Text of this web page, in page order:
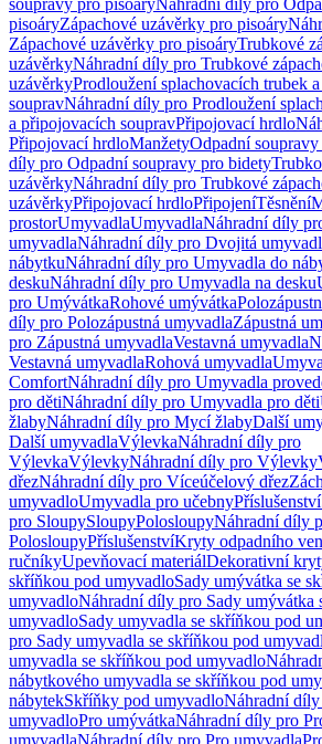
soupravy pro pisoáryNáhradní díly pro
pisoáryZápachové uzávěrky pro pisoáry
Zápachové uzávěrky pro pisoáryTrubkové
uzávěrkyNáhradní díly pro Trubkové
uzávěrkyProdloužení splachovacích trubek
soupravNáhradní díly pro Prodloužení
a připojovacích soupravPřipojovací hrdlo
Připojovací hrdloManžetyOdpadní
díly pro Odpadní soupravy pro bidety
uzávěrkyNáhradní díly pro Trubkové
uzávěrkyPřipojovací hrdloPřipojeníTěsnění
prostorUmyvadlaUmyvadlaNáhradní díly
umyvadlaNáhradní díly pro Dvojitá
nábytkuNáhradní díly pro Umyvadla do
deskuNáhradní díly pro Umyvadla na desku
pro UmývátkaRohové umývátka
díly pro Polozápustná umyvadlaZápustná
pro Zápustná umyvadlaVestavná umyvadla
Vestavná umyvadlaRohová umyvadla
ComfortNáhradní díly pro Umyvadla
pro dětiNáhradní díly pro Umyvadla pro děti
žlabyNáhradní díly pro Mycí žlabyDalší
Další umyvadlaVýlevkaNáhradní díly pro
VýlevkaVýlevkyNáhradní díly pro Výlevky
dřezNáhradní díly pro Víceúčelový dřez
umyvadloUmyvadla pro učebnyPříslušenství
pro SloupySloupyPolosloupyNáhradní díly
PolosloupyPříslušenstvíKryty odpadního
ručníkyUpevňovací materiálDekorativní
skříňkou pod umyvadloSady umývátka se
umyvadloNáhradní díly pro Sady umývátka
umyvadloSady umyvadla se skříňkou pod
pro Sady umyvadla se skříňkou pod
umyvadla se skříňkou pod umyvadlo
nábytkového umyvadla se skříňkou pod
nábytekSkříňky pod umyvadloNáhradní
umyvadloPro umývátkaNáhradní díly pro
umyvadlaNáhradní díly pro Pro umyvadla